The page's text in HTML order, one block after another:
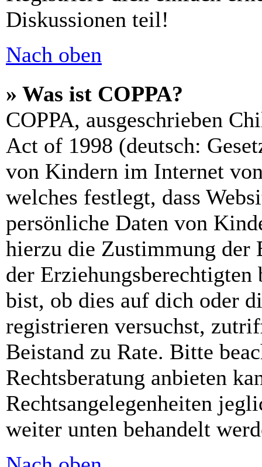
Diskussionen teil!
Nach oben
» Was ist COPPA?
COPPA, ausgeschrieben
Act of 1998 (deutsch:
von Kindern im Internet
welches festlegt, dass
persönliche Daten von
hierzu die Zustimmung der
der
bist, ob dies auf dich oder
registrieren versuchst,
Beistand zu Rate. Bitte
Rechtsberatung anbieten
Rechtsangelegenheiten
weiter unten behandelt